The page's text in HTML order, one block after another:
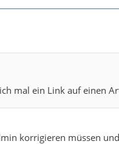
mal ein Link auf einen
korrigieren müssen